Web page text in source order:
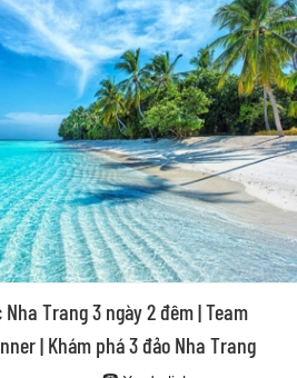
Trang 3 ngày 2 đêm | Team
| Khám phá 3 đảo Nha Trang